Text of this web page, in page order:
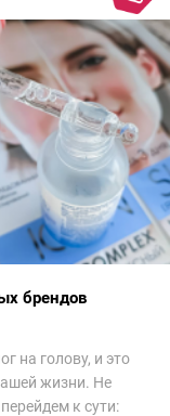
брендов
на голову, и это
жизни. Не
к сути: